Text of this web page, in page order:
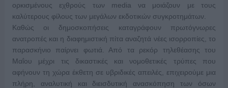
ορκισμένους εχθρούς των media να μοιάζουν με τους
καλύτερους φίλους των μεγάλων εκδοτικών συγκροτημάτων.
Καθώς οι δημοσκοπήσεις καταγράφουν πρωτόγνωρες
ανατροπές και η διαφημιστική πίτα αναζητά νέες ισορροπίες, το
παρασκήνιο παίρνει φωτιά. Από τα ρεκόρ τηλεθέασης του
Μαΐου μέχρι τις δικαστικές και νομοθετικές τρύπες που
αφήνουν τη χώρα έκθετη σε υβριδικές απειλές, επιχειρούμε μια
πλήρη, αναλυτική και διεισδυτική ανασκόπηση των όσων